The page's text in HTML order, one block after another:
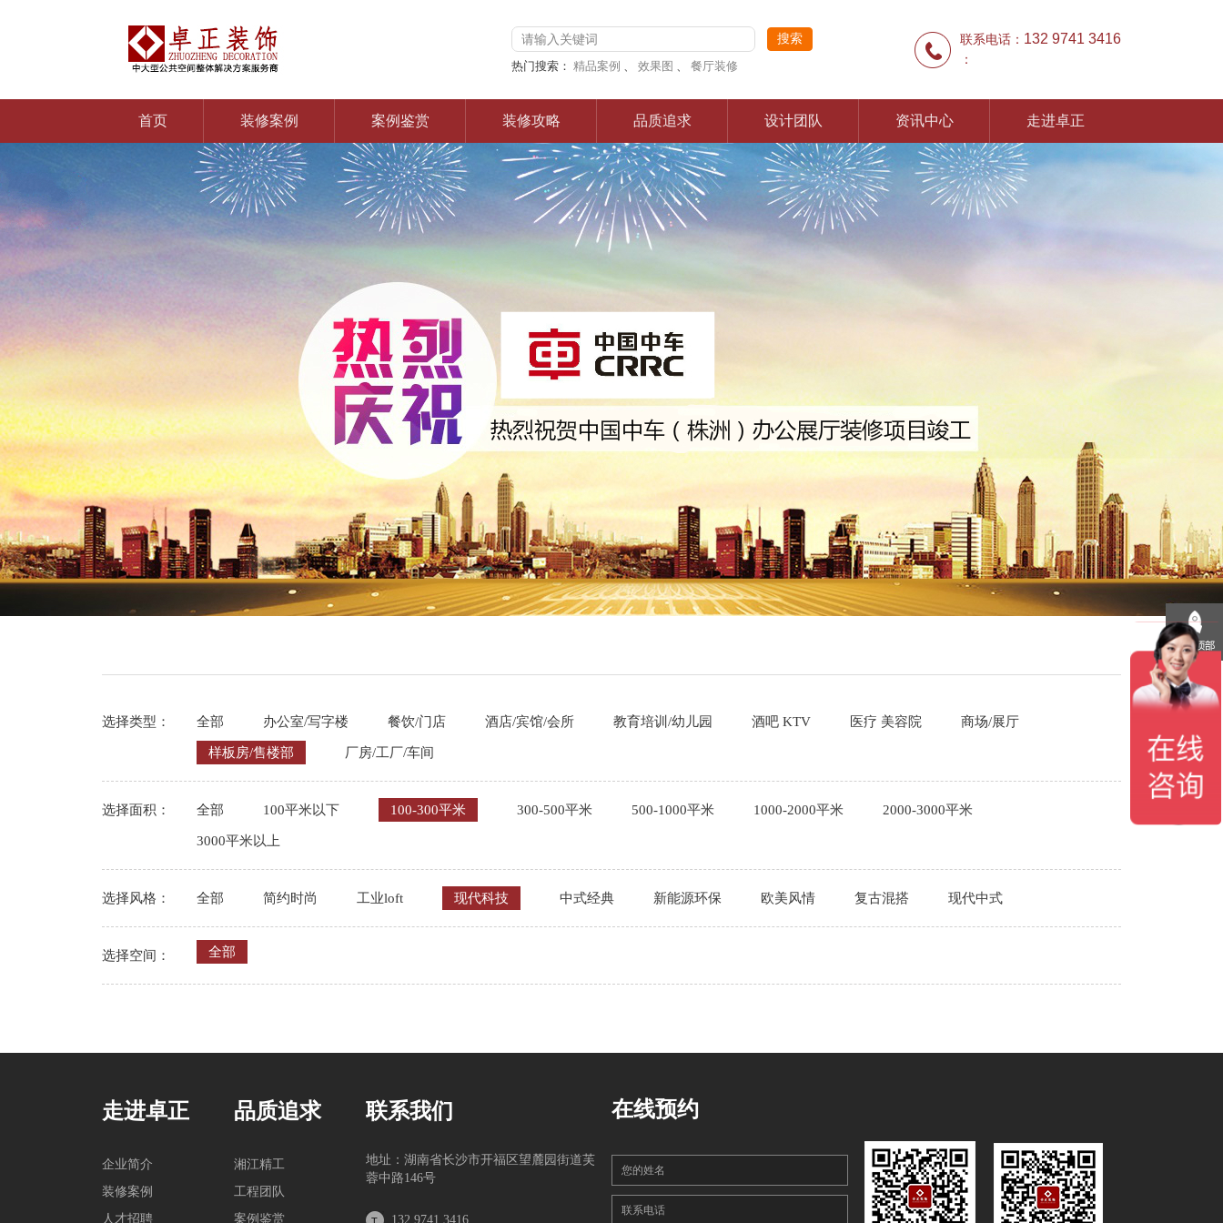
热门搜索： 精品案例 、 效果图 、 餐厅装修
联系电话： 132 9741 3416
：
首页 装修案例 案例鉴赏 装修攻略 品质追求 设计团队 资讯中心 走进卓正
选择类型： 全部 办公室/写字楼 餐饮/门店 酒店/宾馆/会所 教育培训/幼儿园 酒吧 KTV 医疗 美容院 商场/展厅
样板房/售楼部 厂房/工厂/车间
选择面积： 全部 100平米以下 100-300平米 300-500平米 500-1000平米 1000-2000平米 2000-3000平米
3000平米以上
选择风格： 全部 简约时尚 工业loft 现代科技 中式经典 新能源环保 欧美风情 复古混搭 现代中式
选择空间： 全部
走进卓正
企业简介
装修案例
人才招聘
品质追求
湘江精工
工程团队
案例鉴赏
联系我们
地址：湖南省长沙市开福区望麓园街道芙
蓉中路146号
132 9741 3416
在线预约
您的姓名
联系电话